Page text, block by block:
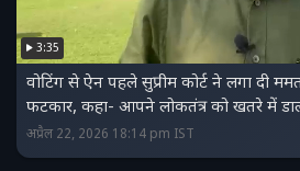
3:35
वोटिंग से ऐन पहले सुप्रीम कोर्ट ने लगा दी
फटकार, कहा- आपने लोकतंत्र को खतरे में
अप्रैल 22, 2026 18:14 pm IST